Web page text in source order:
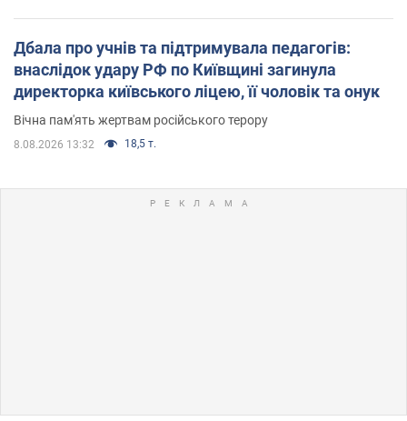
Дбала про учнів та підтримувала педагогів:
внаслідок удару РФ по Київщині загинула
директорка київського ліцею, її чоловік та онук
Вічна пам'ять жертвам російського терору
8.08.2026 13:32 18,5 т.